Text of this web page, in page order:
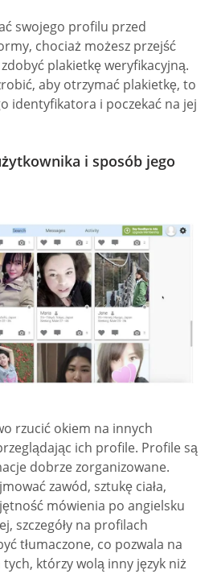
swojego profilu przed
chociaż możesz przejść
plakietkę weryfikacyjną.
aby otrzymać plakietkę, to
identyfikatora i poczekać na jej
i sposób jego
rzucić okiem na innych
ich profile. Profile są
dobrze zorganizowane.
zawód, sztukę ciała,
mówienia po angielsku
szczegóły na profilach
tłumaczone, co pozwala na
którzy wolą inny język niż